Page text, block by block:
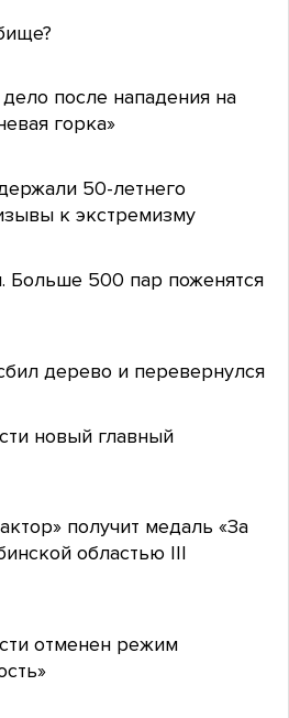
после нападения на
горка»
50-летнего
к экстремизму
Больше 500 пар поженятся
дерево и перевернулся
новый главный
получит медаль «За
областью III
отменен режим